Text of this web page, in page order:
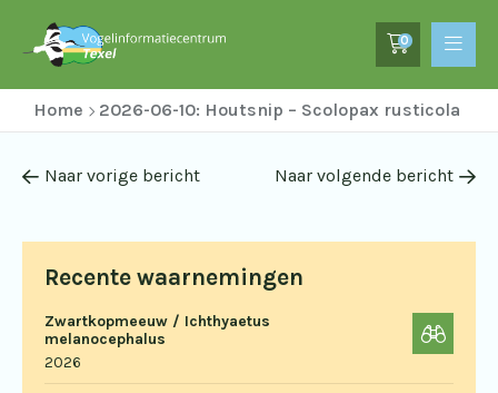
0
Home 2026-06-10: Houtsnip – Scolopax rusticola
Recente waarnemingen
Zwartkopmeeuw / Ichthyaetus
melanocephalus
2026
Naar vorige bericht Naar volgende bericht